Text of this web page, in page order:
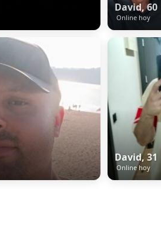
David, 60
Online hoy
David, 31
Online hoy